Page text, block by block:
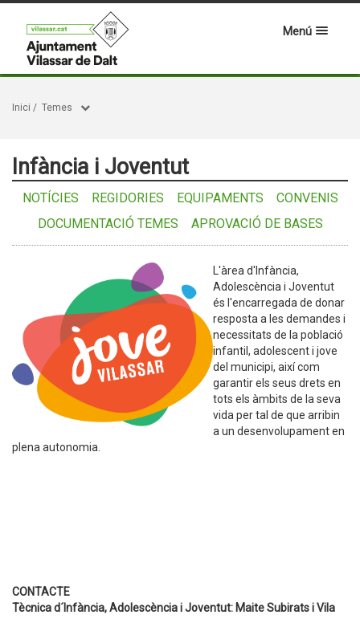
Menú
Inici / Temes
Infància i Joventut
NOTÍCIES REGIDORIES EQUIPAMENTS
CONVENIS
DOCUMENTACIÓ TEMES
APROVACIÓ DE BASES
L'àrea d'Infància,
Adolescència i Joventut
és l'encarregada de donar
resposta a les demandes i
necessitats de la població
infantil, adolescent i jove
del municipi, així com
garantir els seus drets en
tots els àmbits de la seva
vida per tal de que arribin
a un desenvolupament en
plena autonomia.
CONTACTE
Tècnica d´Infància, Adolescència i Joventut: Maite Subirats i Vila